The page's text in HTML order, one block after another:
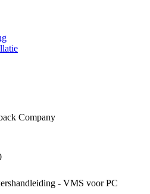
Company
- VMS voor PC